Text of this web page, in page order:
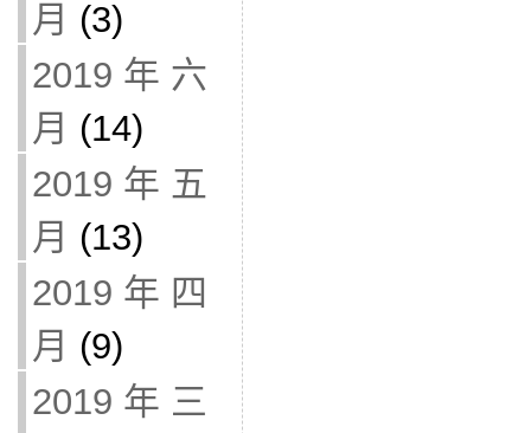
月 (3)
2019 年 六
月 (14)
2019 年 五
月 (13)
2019 年 四
月 (9)
2019 年 三